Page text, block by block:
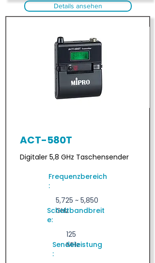
Details ansehen
ACT-580T
Digitaler 5,8 GHz Taschensender
Frequenzbereich
:
5,725 ~ 5,850
GHz
Schaltbandbreit
e:
125
MHz
Sendeleistung
: